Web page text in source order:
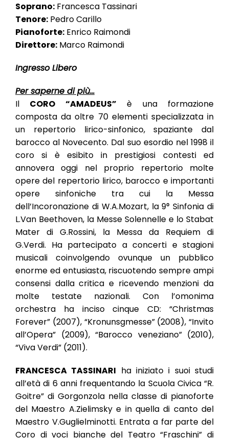
Soprano: Francesca Tassinari
Tenore: Pedro Carillo
Pianoforte: Enrico Raimondi
Direttore: Marco Raimondi
Ingresso Libero
Per saperne di più…
Il CORO “AMADEUS” è una formazione
composta da oltre 70 elementi specializzata in
un repertorio lirico-sinfonico, spaziante dal
barocco al Novecento. Dal suo esordio nel 1998 il
coro si è esibito in prestigiosi contesti ed
annovera oggi nel proprio repertorio molte
opere del repertorio lirico, barocco e importanti
opere sinfoniche tra cui la Messa
dell’Incoronazione di W.A.Mozart, la 9° Sinfonia di
L.Van Beethoven, la Messe Solennelle e lo Stabat
Mater di G.Rossini, la Messa da Requiem di
G.Verdi. Ha partecipato a concerti e stagioni
musicali coinvolgendo ovunque un pubblico
enorme ed entusiasta, riscuotendo sempre ampi
consensi dalla critica e ricevendo menzioni da
molte testate nazionali. Con l’omonima
orchestra ha inciso cinque CD: “Christmas
Forever” (2007), “Kronunsgmesse” (2008), “Invito
all’Opera” (2009), “Barocco veneziano” (2010),
“Viva Verdi” (2011).
FRANCESCA TASSINARI ha iniziato i suoi studi
all’età di 6 anni frequentando la Scuola Civica “R.
Goitre” di Gorgonzola nella classe di pianoforte
del Maestro A.Zielimsky e in quella di canto del
Maestro V.Guglielminotti. Entrata a far parte del
Coro di voci bianche del Teatro “Fraschini” di